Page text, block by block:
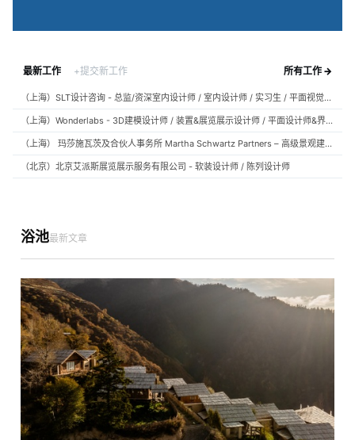
最新工作 +提交新工作 所有工作 →
（上海）SLT设计咨询 - 总监/资深室内设计师 / 室内设计师 / 实习生 / 平面视觉设计师 / 项目经理/中后期负责人 / 媒体公关负责人 / 服务体验设计师
（上海）Wonderlabs - 3D建模设计师 / 装置&展览展示设计师 / 平面设计师&界面设计方向
（上海） 玛莎施瓦茨及合伙人事务所 Martha Schwartz Partners – 高级景观建筑师 Senior Landscape Designer / 景观建筑师 Landscape Designer
（北京）北京艾派斯展览展示服务有限公司 - 软装设计师 / 陈列设计师
浴池最新文章